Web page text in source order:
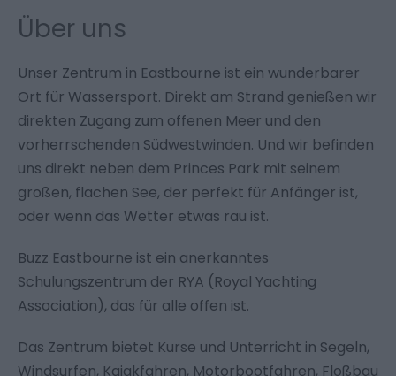
Über uns
Unser Zentrum in Eastbourne ist ein wunderbarer
Ort für Wassersport. Direkt am Strand genießen wir
direkten Zugang zum offenen Meer und den
vorherrschenden Südwestwinden. Und wir befinden
uns direkt neben dem Princes Park mit seinem
großen, flachen See, der perfekt für Anfänger ist,
oder wenn das Wetter etwas rau ist.
Buzz Eastbourne ist ein anerkanntes
Schulungszentrum der RYA (Royal Yachting
Association), das für alle offen ist.
Das Zentrum bietet Kurse und Unterricht in Segeln,
Windsurfen, Kajakfahren, Motorbootfahren, Floßbau